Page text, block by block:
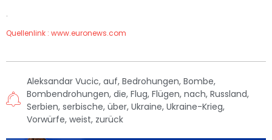
.
Quellenlink : www.euronews.com
Aleksandar Vucic, auf, Bedrohungen, Bombe,
Bombendrohungen, die, Flug, Flügen, nach, Russland,
Serbien, serbische, über, Ukraine, Ukraine-Krieg,
Vorwürfe, weist, zurück